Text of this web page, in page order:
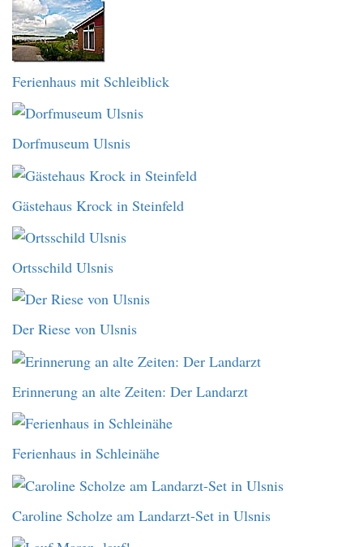
Ferienhaus mit Schleiblick
Dorfmuseum Ulsnis
Gästehaus Krock in Steinfeld
Ortsschild Ulsnis
Der Riese von Ulsnis
Erinnerung an alte Zeiten: Der Landarzt
Ferienhaus in Schleinähe
Caroline Scholze am Landarzt-Set in Ulsnis